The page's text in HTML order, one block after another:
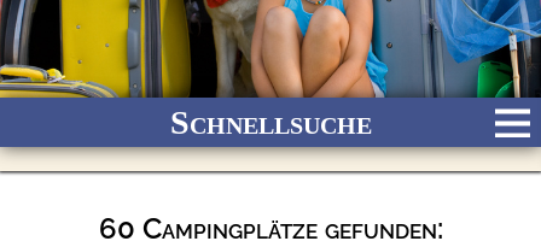
Schnellsuche
Fluss Meer Gebirge See
Wald/Wiesen
60 Campingplätze gefunden: